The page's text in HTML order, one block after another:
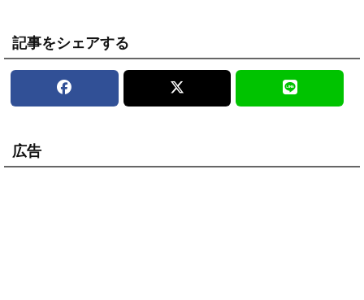
記事をシェアする
広告